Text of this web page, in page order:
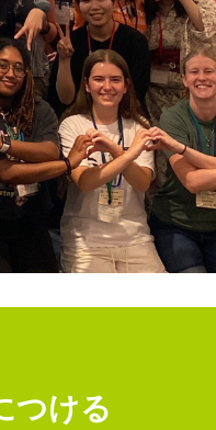
つける